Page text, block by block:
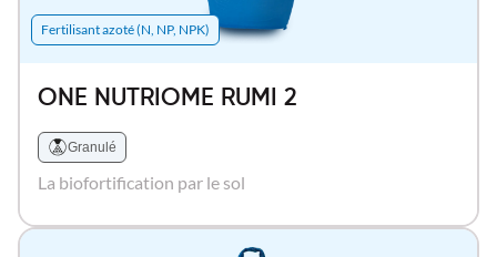
Fertilisant azoté (N, NP, NPK)
ONE NUTRIOME RUMI 2
Granulé
La biofortification par le sol